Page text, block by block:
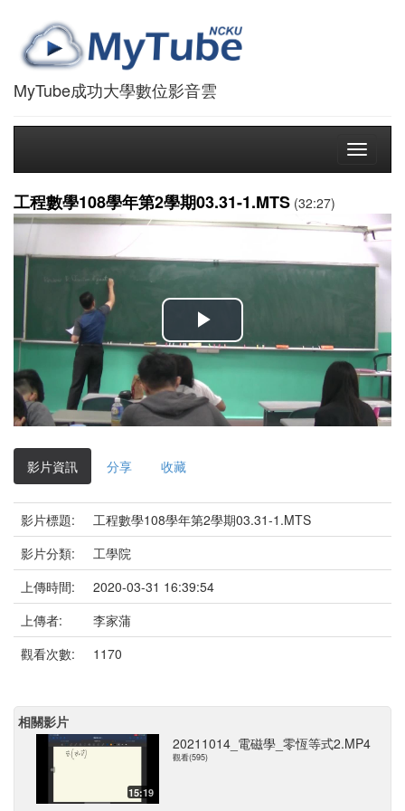
MyTube成功大學數位影音雲
Toggle
工程數學108學年第2學期03.31-1.MTS (32:27)
播
放
影
影片資訊 分享 收藏
影片標題:
工程數學108學年第2學期03.31-1.MTS
影片分類:
工學院
上傳時間:
2020-03-31 16:39:54
上傳者:
李家蒲
觀看次數:
1170
相關影片
15:19
20211014_電磁學_零恆等式2.MP4
觀看(595)